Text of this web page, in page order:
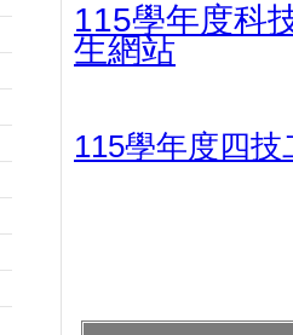
115學年度科
生網站
115學年度四技